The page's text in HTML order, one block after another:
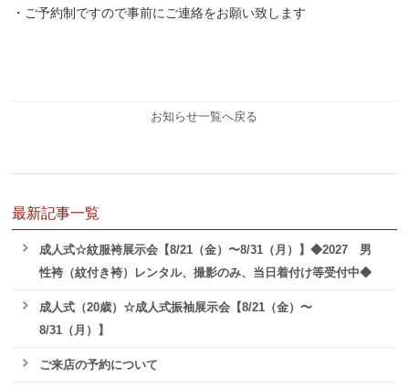
・ご予約制ですので事前にご連絡をお願い致します
お知らせ一覧へ戻る
最新記事一覧
成人式☆紋服袴展示会【8/21（金）〜8/31（月）】◆2027 男
性袴（紋付き袴）レンタル、撮影のみ、当日着付け等受付中◆
成人式（20歳）☆成人式振袖展示会【8/21（金）〜
8/31（月）】
ご来店の予約について